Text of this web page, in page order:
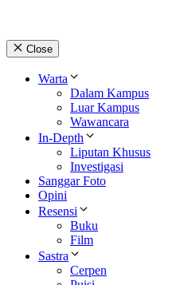
Close
Warta
Dalam Kampus
Luar Kampus
Wawancara
In-Depth
Liputan Khusus
Investigasi
Sanggar Foto
Opini
Resensi
Buku
Film
Sastra
Cerpen